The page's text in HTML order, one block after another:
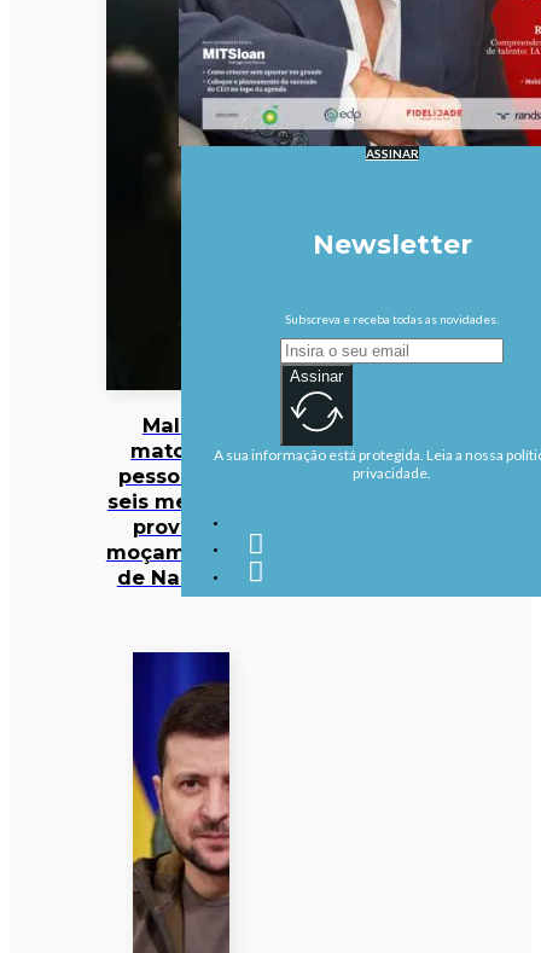
Malária
matou 47
pessoas em
seis meses na
província
moçambicana
de Nampula
ASSINAR
Newsletter
Subscreva e receba todas as novidades.
Assinar
A sua informação está protegida. Leia a nossa
privacidade.